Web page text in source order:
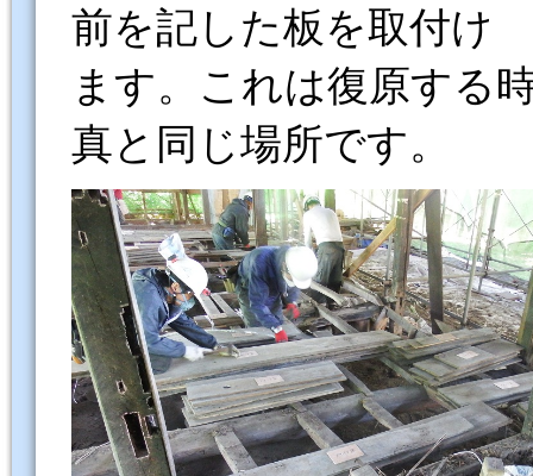
前を記した板を取付け
ます。これは復原する
真と同じ場所です。